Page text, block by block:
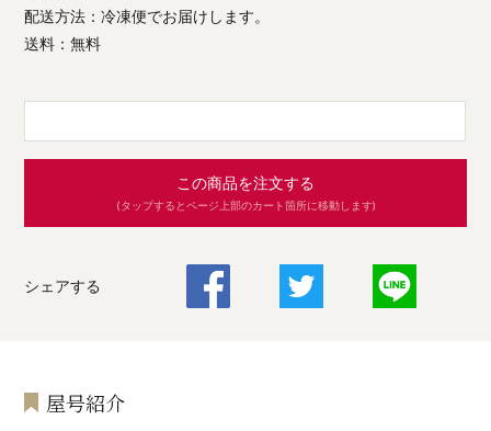
配送方法：冷凍便でお届けします。
送料：無料
この商品を注文する
(タップするとページ上部のカート箇所に移動します)
シェアする
屋号紹介